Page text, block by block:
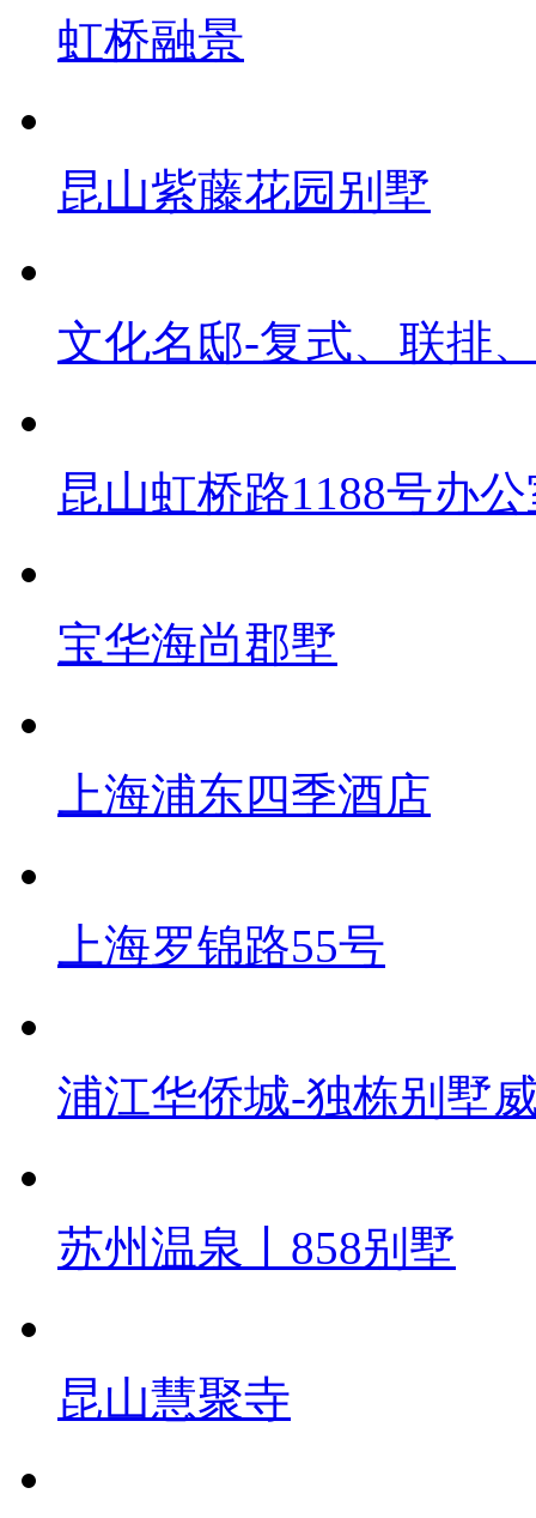
虹桥融景
昆山紫藤花园别墅
文化名邸-复式、联排
昆山虹桥路1188号办
宝华海尚郡墅
上海浦东四季酒店
上海罗锦路55号
浦江华侨城-独栋别墅
苏州温泉丨858别墅
昆山慧聚寺